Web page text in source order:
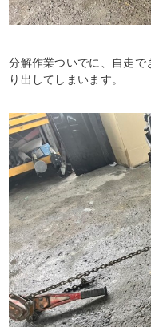
分解作業ついでに、自走
り出してしまいます。